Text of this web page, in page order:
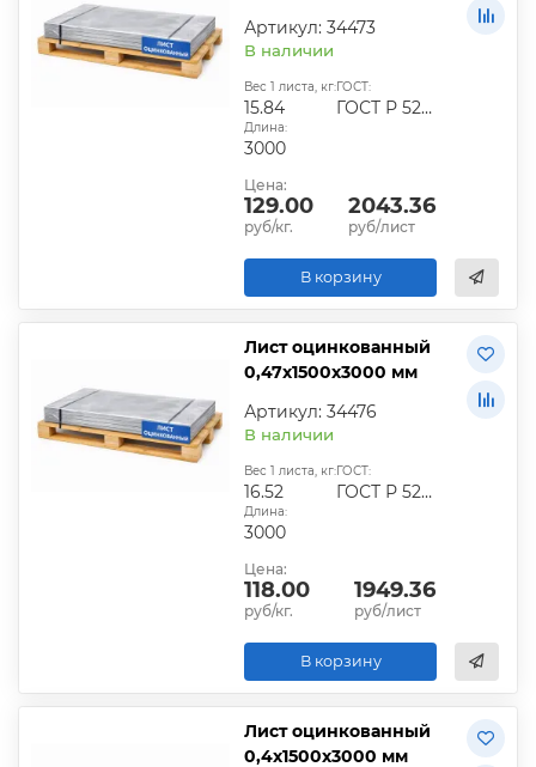
Артикул: 34473
В наличии
Вес 1 листа, кг:
15.84
ГОСТ:
ГОСТ Р 52246-2016
Длина:
3000
Цена:
129.00
руб/кг.
2043.36
руб/лист
В корзину
Лист оцинкованный
0,47х1500х3000 мм
Артикул: 34476
В наличии
Вес 1 листа, кг:
16.52
ГОСТ:
ГОСТ Р 52246-2016
Длина:
3000
Цена:
118.00
руб/кг.
1949.36
руб/лист
В корзину
Лист оцинкованный
0,4х1500х3000 мм